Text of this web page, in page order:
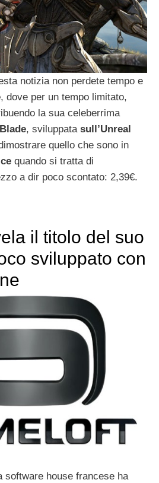
notizia non perdete tempo e
, dove per un tempo limitato,
la sua celeberrima
Blade, sviluppata sull’Unreal
quello che sono in
quando si tratta di
a dir poco scontato: 2,39€.
il titolo del suo
sviluppato con
software house francese ha